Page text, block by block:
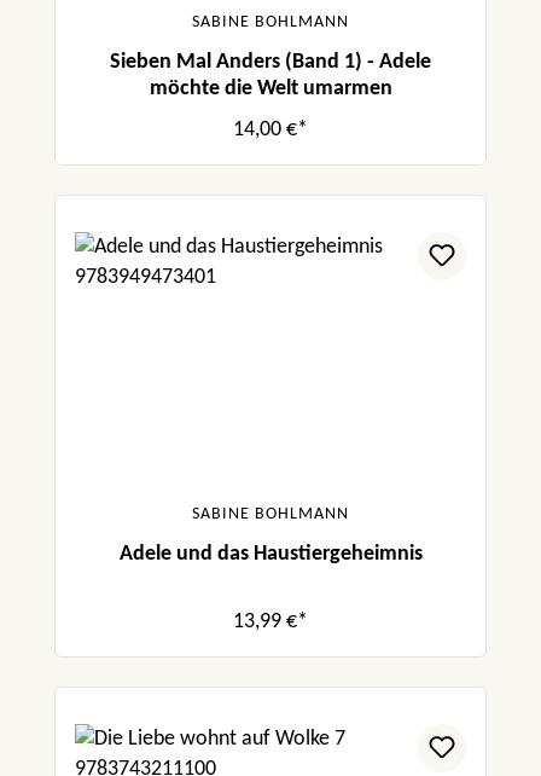
SABINE BOHLMANN
Sieben Mal Anders (Band 1) - Adele
möchte die Welt umarmen
14,00 €*
SABINE BOHLMANN
Adele und das Haustiergeheimnis
13,99 €*